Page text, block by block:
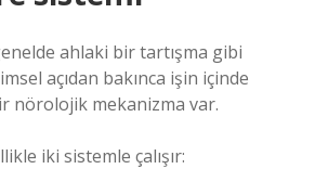
ahlaki bir tartışma gibi
açıdan bakınca işin içinde
nörolojik mekanizma var.
iki sistemle çalışır: